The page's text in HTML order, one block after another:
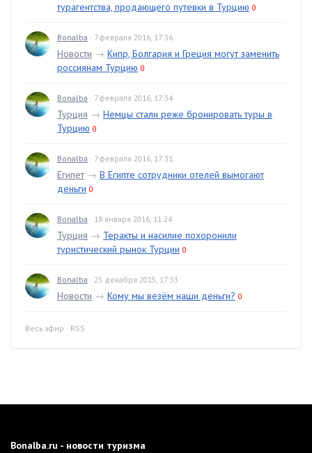
турагентства, продающего путевки в Турцию 0
Bonalba · 7 февраля 2016, 17:36
Новости → Кипр, Болгария и Греция могут заменить
россиянам Турцию 0
Bonalba · 7 февраля 2016, 17:34
Турция → Немцы стали реже бронировать туры в
Турцию 0
Bonalba · 7 февраля 2016, 17:31
Египет→ В Египте сотрудники отелей вымогают
деньги 0
Bonalba · 18 января 2016, 11:24
Турция → Теракты и насилие похоронили
туристический рынок Турции 0
Bonalba · 23 декабря 2015, 17:33
Новости → Кому мы везём наши деньги? 0
Весь эфир · RSS
Bonalba.ru - новости туризма